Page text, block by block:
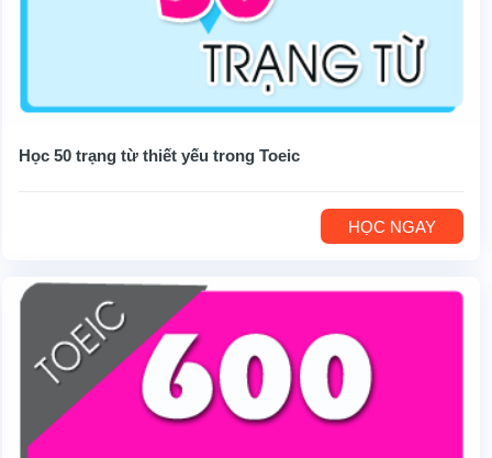
Học 50 trạng từ thiết yếu trong Toeic
HỌC NGAY